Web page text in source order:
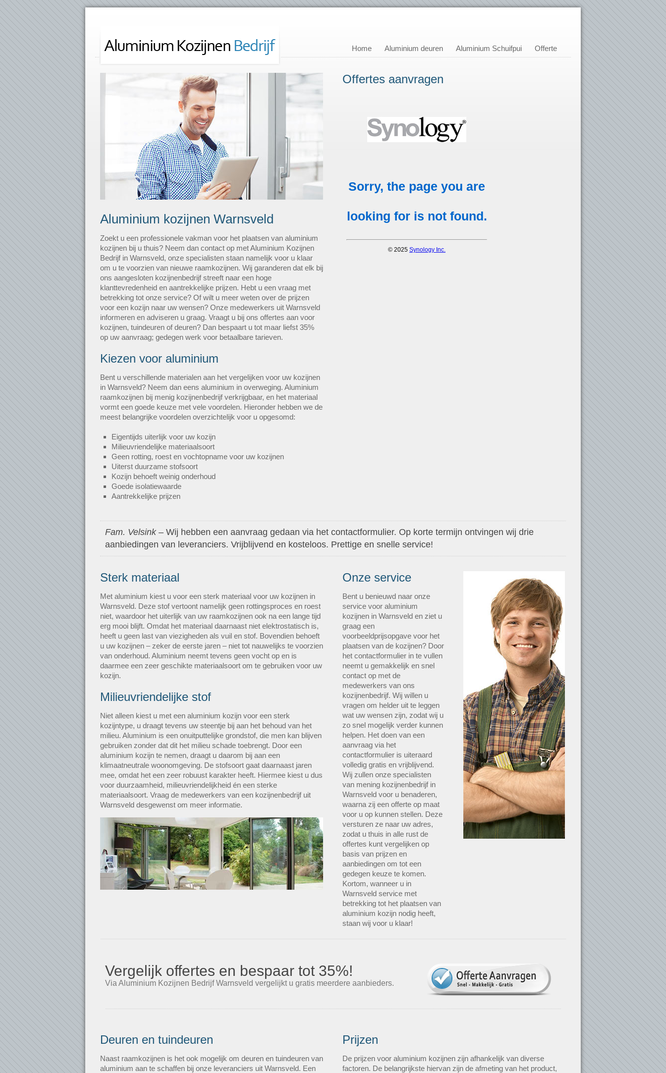
Home Aluminium deuren Aluminium Schuifpui Offerte
Aluminium kozijnen Warnsveld
Zoekt u een professionele vakman voor het plaatsen van aluminium
kozijnen bij u thuis? Neem dan contact op met Aluminium Kozijnen
Bedrijf in Warnsveld, onze specialisten staan namelijk voor u klaar
om u te voorzien van nieuwe raamkozijnen. Wij garanderen dat elk bij
ons aangesloten kozijnenbedrijf streeft naar een hoge
klanttevredenheid en aantrekkelijke prijzen. Hebt u een vraag met
betrekking tot onze service? Of wilt u meer weten over de prijzen
voor een kozijn naar uw wensen? Onze medewerkers uit Warnsveld
informeren en adviseren u graag. Vraagt u bij ons offertes aan voor
kozijnen, tuindeuren of deuren? Dan bespaart u tot maar liefst 35%
op uw aanvraag; gedegen werk voor betaalbare tarieven.
Kiezen voor aluminium
Bent u verschillende materialen aan het vergelijken voor uw kozijnen
in Warnsveld? Neem dan eens aluminium in overweging. Aluminium
raamkozijnen bij menig kozijnenbedrijf verkrijgbaar, en het materiaal
vormt een goede keuze met vele voordelen. Hieronder hebben we de
meest belangrijke voordelen overzichtelijk voor u opgesomd:
Eigentijds uiterlijk voor uw kozijn
Milieuvriendelijke materiaalsoort
Geen rotting, roest en vochtopname voor uw kozijnen
Uiterst duurzame stofsoort
Kozijn behoeft weinig onderhoud
Goede isolatiewaarde
Aantrekkelijke prijzen
Offertes aanvragen
Fam. Velsink– Wij hebben een aanvraag gedaan via het contactformulier. Op korte termijn ontvingen wij drie
aanbiedingen van leveranciers. Vrijblijvend en kosteloos. Prettige en snelle service!
Sterk materiaal
Met aluminium kiest u voor een sterk materiaal voor uw kozijnen in
Warnsveld. Deze stof vertoont namelijk geen rottingsproces en roest
niet, waardoor het uiterlijk van uw raamkozijnen ook na een lange tijd
erg mooi blijft. Omdat het materiaal daarnaast niet elektrostatisch is,
heeft u geen last van viezigheden als vuil en stof. Bovendien behoeft
u uw kozijnen – zeker de eerste jaren – niet tot nauwelijks te voorzien
van onderhoud. Aluminium neemt tevens geen vocht op en is
daarmee een zeer geschikte materiaalsoort om te gebruiken voor uw
kozijn.
Milieuvriendelijke stof
Niet alleen kiest u met een aluminium kozijn voor een sterk
kozijntype, u draagt tevens uw steentje bij aan het behoud van het
milieu. Aluminium is een onuitputtelijke grondstof, die men kan blijven
gebruiken zonder dat dit het milieu schade toebrengt. Door een
aluminium kozijn te nemen, draagt u daarom bij aan een
klimaatneutrale woonomgeving. De stofsoort gaat daarnaast jaren
mee, omdat het een zeer robuust karakter heeft. Hiermee kiest u dus
voor duurzaamheid, milieuvriendelijkheid én een sterke
materiaalsoort. Vraag de medewerkers van een kozijnenbedrijf uit
Warnsveld desgewenst om meer informatie.
Onze service
Bent u benieuwd naar onze
service voor aluminium
kozijnen in Warnsveld en ziet u
graag een
voorbeeldprijsopgave voor het
plaatsen van de kozijnen? Door
het contactformulier in te vullen
neemt u gemakkelijk en snel
contact op met de
medewerkers van ons
kozijnenbedrijf. Wij willen u
vragen om helder uit te leggen
wat uw wensen zijn, zodat wij u
zo snel mogelijk verder kunnen
helpen. Het doen van een
aanvraag via het
contactformulier is uiteraard
volledig gratis en vrijblijvend.
Wij zullen onze specialisten
van mening kozijnenbedrijf in
Warnsveld voor u benaderen,
waarna zij een offerte op maat
voor u op kunnen stellen. Deze
versturen ze naar uw adres,
zodat u thuis in alle rust de
offertes kunt vergelijken op
basis van prijzen en
aanbiedingen om tot een
gedegen keuze te komen.
Kortom, wanneer u in
Warnsveld service met
betrekking tot het plaatsen van
aluminium kozijn nodig heeft,
staan wij voor u klaar!
Vergelijk offertes en bespaar tot 35%!
Via Aluminium Kozijnen Bedrijf Warnsveld vergelijkt u gratis meerdere aanbieders.
Deuren en tuindeuren
Naast raamkozijnen is het ook mogelijk om deuren en tuindeuren van
aluminium aan te schaffen bij onze leveranciers uit Warnsveld. Een
Prijzen
De prijzen voor aluminium kozijnen zijn afhankelijk van diverse
factoren. De belangrijkste hiervan zijn de afmeting van het product,